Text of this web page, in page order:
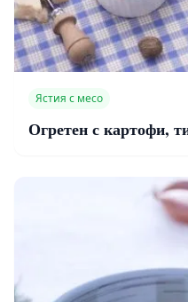
Ястия с месо
Огретен с картофи,